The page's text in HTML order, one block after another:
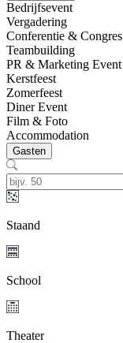
Bedrijfsevent
Vergadering
Conferentie & Congres
Teambuilding
PR & Marketing Event
Kerstfeest
Zomerfeest
Diner Event
Film & Foto
Accommodation
Gasten
Staand
School
Theater